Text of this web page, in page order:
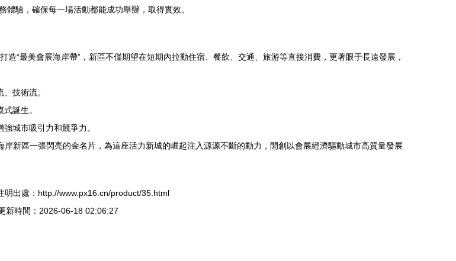
驗，確保每一場活動都能成功舉辦，取得實效。
“最美會展海岸帶”，新區不僅期望在短期內拉動住宿、餐飲、交通、旅游等直接消費，更著眼于長遠發展，
技術流。
誕生。
城市吸引力和競爭力。
新區一張閃亮的金名片，為這座活力新城的崛起注入源源不斷的動力，開創以會展經濟驅動城市高質量發展
明出處：http://www.px16.cn/product/35.html
新時間：2026-06-18 02:06:27